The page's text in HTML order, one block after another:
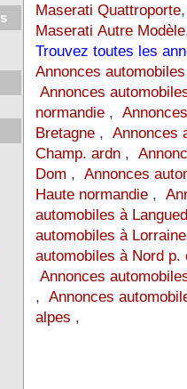
Maserati Quattroporte
Maserati Autre Modèle
Trouvez toutes les
Annonces
Annonces
normandie,
Bretagne, Annonces
Champ. ardn,
Dom , Annonces
Haute normandie,
automobiles à
automobiles à Lorraine
automobiles à Nord p.
Annonces
, Annonces
alpes ,